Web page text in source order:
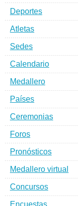
Deportes
Atletas
Sedes
Calendario
Medallero
Países
Ceremonias
Foros
Pronósticos
Medallero virtual
Concursos
Encuestas